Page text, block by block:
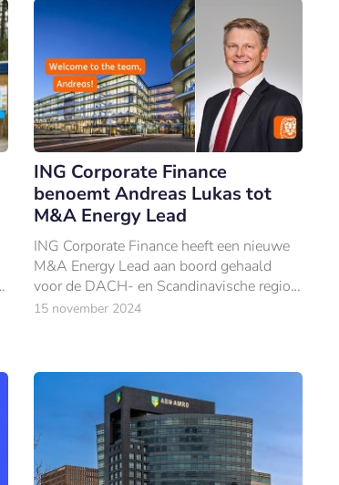
ING Corporate Finance
benoemt Andreas Lukas tot
M&A Energy Lead
ING Corporate Finance heeft een nieuwe
M&A Energy Lead aan boord gehaald
voor de DACH- en Scandinavische regio:
Andreas Lukas.
15 november 2024